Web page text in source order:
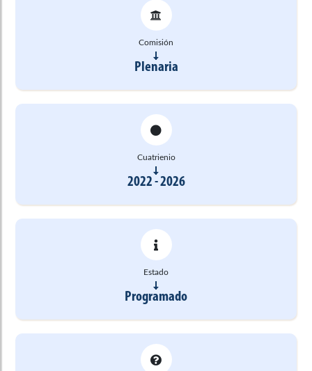
Comisión
Plenaria
Cuatrienio
2022 - 2026
Estado
Programado